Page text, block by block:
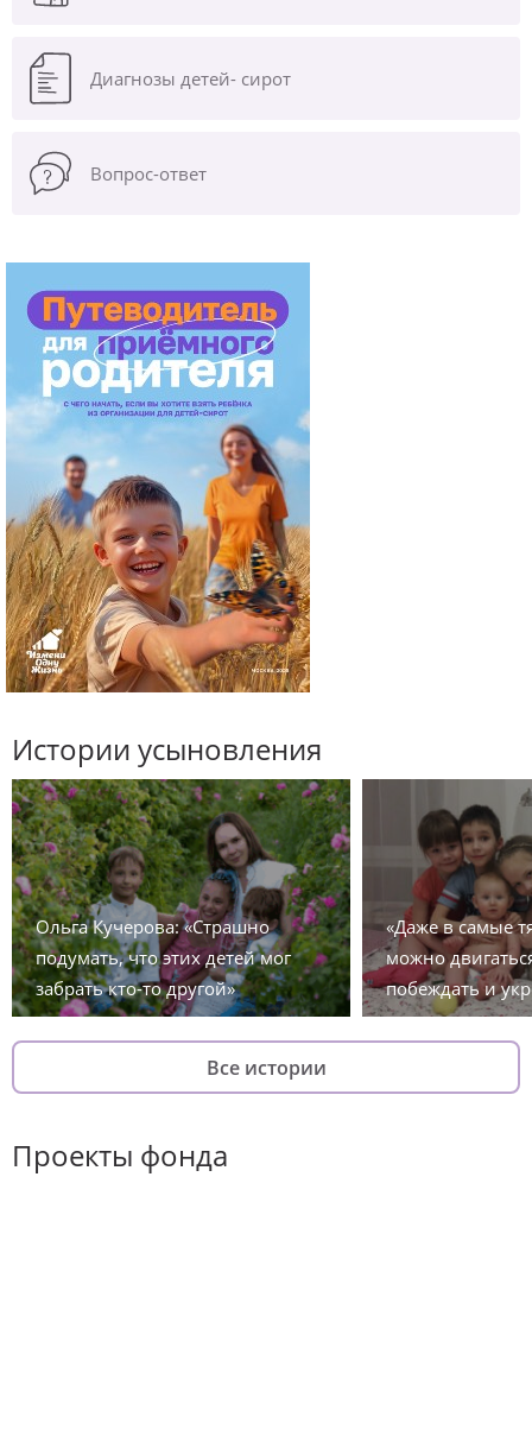
Диагнозы детей- сирот
Вопрос-ответ
Истории усыновления
Ольга Кучерова: «Страшно
подумать, что этих детей мог
забрать кто-то другой»
«Даже в самые
можно
побеждать и
Все истории
Проекты фонда